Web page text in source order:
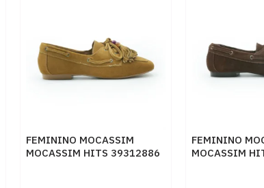
FEMININO MOCASSIM
MOCASSIM HITS 39312886
FEMININO
MOCASSIM